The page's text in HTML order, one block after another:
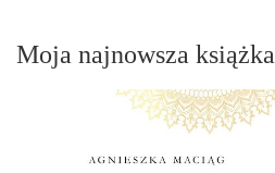
Moja najnowsza